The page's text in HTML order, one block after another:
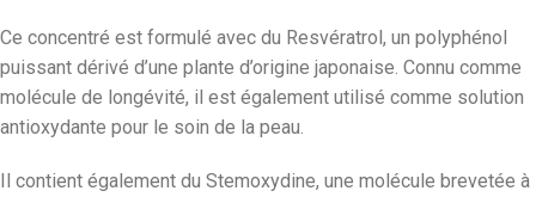
Ce concentré est formulé avec du Resvératrol, un polyphénol
puissant dérivé d’une plante d’origine japonaise. Connu comme
molécule de longévité, il est également utilisé comme solution
antioxydante pour le soin de la peau.
Il contient également du Stemoxydine, une molécule brevetée à